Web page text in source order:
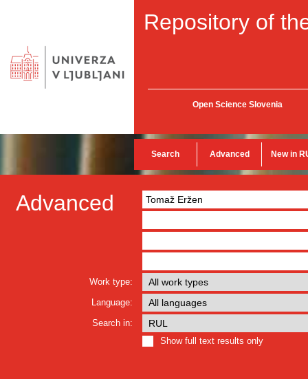
Repository of
Open Science Slovenia
Search Advanced New in
Advanced
Work type:
Language:
Search in:
Show full text results only